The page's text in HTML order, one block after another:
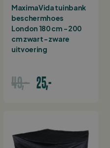
MaximaVida tuinbank
beschermhoes
London 180 cm - 200
cm zwart - zware
uitvoering
49,- 25,-